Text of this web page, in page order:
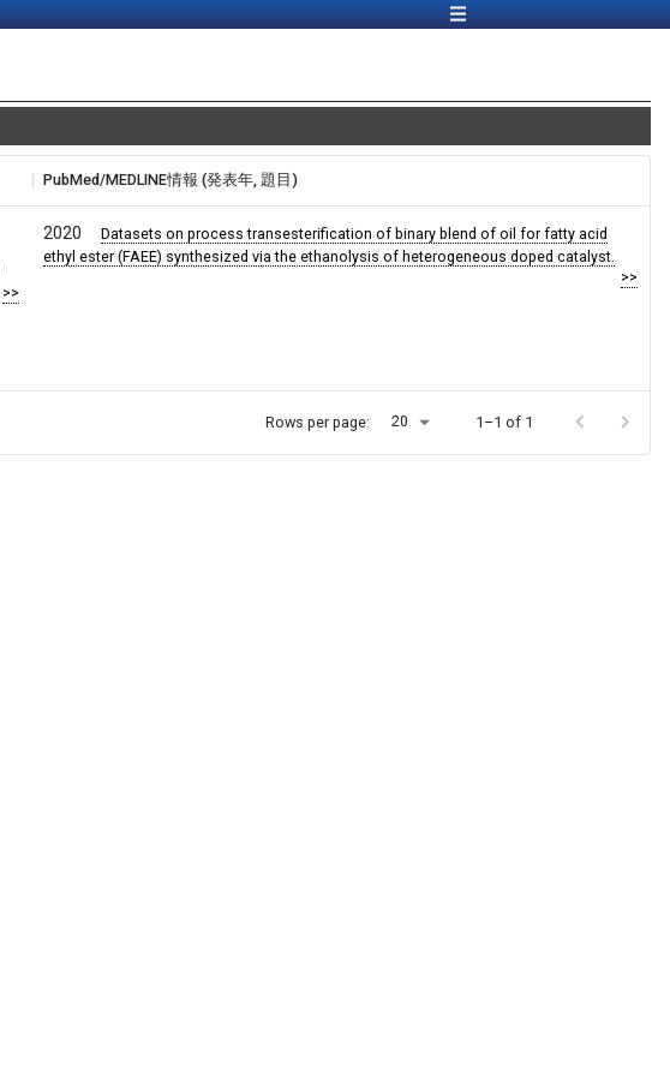
PubMed/MEDLINE情報 (発表年, 題目)
>>
2020
Datasets on process transesterification of binary blend of oil for fatty acid
ethyl ester (FAEE) synthesized via the ethanolysis of heterogeneous doped catalyst.
>>
Rows per page: 20 1–1 of 1